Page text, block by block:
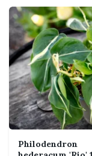
Hylla,
Ljust
Dig
Ett
ljus
En
Ett
Philodendron